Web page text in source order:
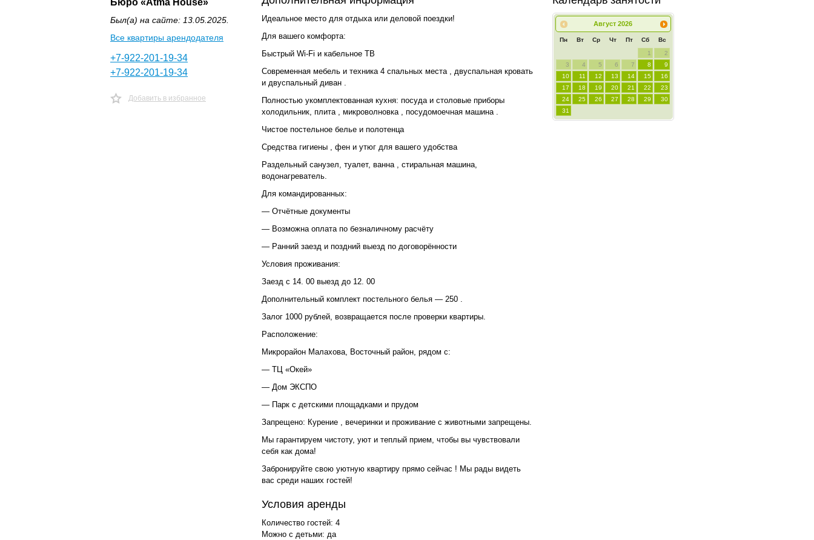
Бюро «Atma House»
Был(а) на сайте: 13.05.2025.
Все квартиры арендодателя
+7-922-201-19-34
+7-922-201-19-34
Добавить в избранное
Идеальное место для отдыха или деловой поездки!
Для вашего комфорта:
Быстрый Wi-Fi и кабельное ТВ
Современная мебель и техника 4 спальных места , двуспальная кровать
и двуспальный диван .
Полностью укомплектованная кухня: посуда и столовые приборы
холодильник, плита , микроволновка , посудомоечная машина .
Чистое постельное белье и полотенца
Средства гигиены , фен и утюг для вашего удобства
Раздельный санузел, туалет, ванна , стиральная машина,
водонагреватель.
Для командированных:
— Отчётные документы
— Возможна оплата по безналичному расчёту
— Ранний заезд и поздний выезд по договорённости
Условия проживания:
Заезд с 14. 00 выезд до 12. 00
Дополнительный комплект постельного белья — 250 .
Залог 1000 рублей, возвращается после проверки квартиры.
Расположение:
Микрорайон Малахова, Восточный район, рядом с:
— ТЦ «Окей»
— Дом ЭКСПО
— Парк с детскими площадками и прудом
Запрещено: Курение , вечеринки и проживание с животными запрещены.
Мы гарантируем чистоту, уют и теплый прием, чтобы вы чувствовали
себя как дома!
Забронируйте свою уютную квартиру прямо сейчас ! Мы рады видеть
вас среди наших гостей!
Условия аренды
Количество гостей: 4
Можно с детьми: да
Август 2026
Пн Вт Ср Чт Пт Сб Вс
1
2
3
4 5 6 7 8
9
10
11 12 13 14 15
16
17
18 19 20 21 22
23
24
25 26 27 28 29
30
31